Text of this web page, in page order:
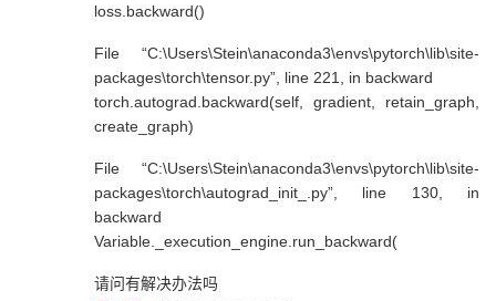
5.2.5 Jupyter Notebook的使用 80
5.3 Python入门 88
5.3.1 Python的基本语法 88
5.3.2 Python变量 92
5.3.3 常用的数据类型 94
5.3.5 Python条件判断语句 107
5.3.6 Python循环语句 109
5.3.7 Python中的函数 113
5.4 Python中的NumPy 119
5.4.1 NumPy的安装 119
loss.backward()
File “C:\Users\Stein\anaconda3\envs\pytorch\lib\site-
packages\torch\tensor.py”, line 221, in backward
torch.autograd.backward(self, gradient, retain_graph,
create_graph)
File “C:\Users\Stein\anaconda3\envs\pytorch\lib\site-
packages\torch\autograd_ init_ .py”, line 130, in
backward
Variable._execution_engine.run_backward(
请问有解决办法吗